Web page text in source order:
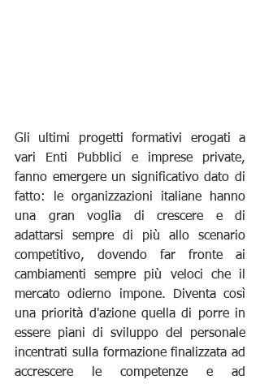
Gli ultimi progetti formativi erogati a
vari Enti Pubblici e imprese private,
fanno emergere un significativo dato di
fatto: le organizzazioni italiane hanno
una gran voglia di crescere e di
adattarsi sempre di più allo scenario
competitivo, dovendo far fronte ai
cambiamenti sempre più veloci che il
mercato odierno impone. Diventa così
una priorità d'azione quella di porre in
essere piani di sviluppo del personale
incentrati sulla formazione finalizzata ad
accrescere le competenze e ad